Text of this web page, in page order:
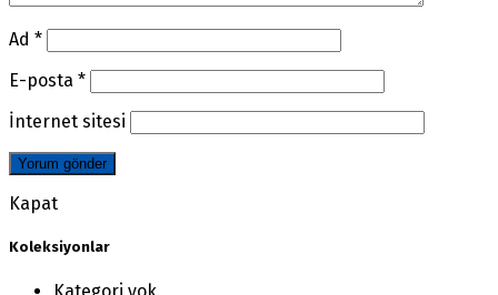
Ad *
E-posta *
İnternet sitesi
Kapat
Koleksiyonlar